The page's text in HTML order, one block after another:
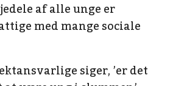
af alle unge er
med mange sociale
siger, ’er det